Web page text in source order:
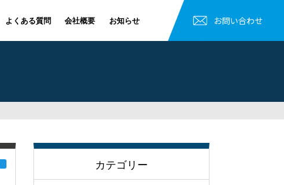
よくある質問 会社概要 お知らせ お問い合わせ
カテゴリー